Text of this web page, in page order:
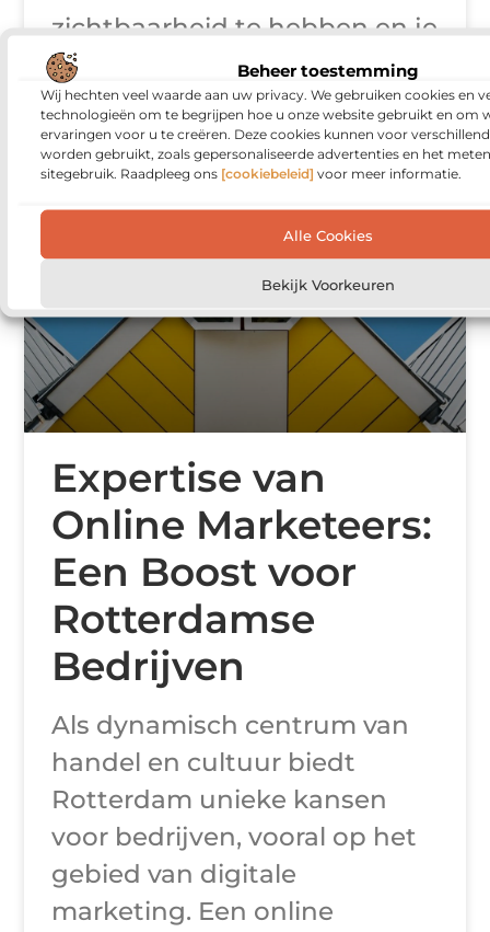
Beheer toestemming
Wij hechten veel waarde aan uw privacy. We gebruiken cookies en
technologieën om te begrijpen hoe u onze website gebruikt en om
ervaringen voor u te creëren. Deze cookies kunnen voor
worden gebruikt, zoals gepersonaliseerde advertenties en het
sitegebruik. Raadpleeg ons [cookiebeleid] voor meer informatie.
Alle Cookies
Bekijk Voorkeuren
zichtbaarheid te hebben en je
positie in zoekresultaten te
versterken. Een betaalbare
SEO service in Breda
INTERNET MARKETING
Expertise van
Online Marketeers:
Een Boost voor
Rotterdamse
Bedrijven
Als dynamisch centrum van
handel en cultuur biedt
Rotterdam unieke kansen
voor bedrijven, vooral op het
gebied van digitale
marketing. Een online